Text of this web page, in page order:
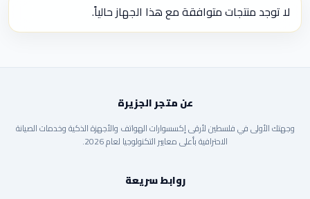
لا توجد منتجات متوافقة مع هذا الجهاز حالياً.
عن متجر الجزيرة
وجهتك الأولى في فلسطين لأرقى إكسسوارات الهواتف والأجهزة الذكية وخدمات الصيانة
الاحترافية بأعلى معايير التكنولوجيا لعام 2026.
روابط سريعة